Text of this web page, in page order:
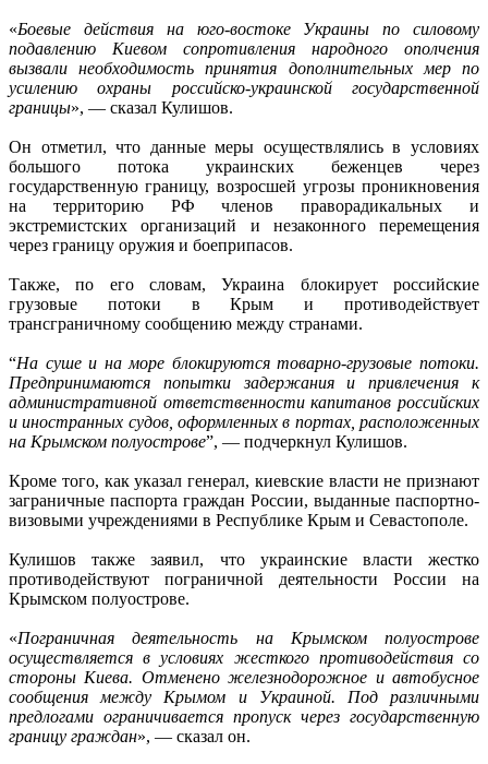
«Боевые действия на юго-востоке Украины по силовому
подавлению Киевом сопротивления народного ополчения
вызвали необходимость принятия дополнительных мер по
усилению охраны российско-украинской государственной
границы», — сказал Кулишов.
Он отметил, что данные меры осуществлялись в условиях
большого потока украинских беженцев через
государственную границу, возросшей угрозы проникновения
на территорию РФ членов праворадикальных и
экстремистских организаций и незаконного перемещения
через границу оружия и боеприпасов.
Также, по его словам, Украина блокирует российские
грузовые потоки в Крым и противодействует
трансграничному сообщению между странами.
“На суше и на море блокируются товарно-грузовые потоки.
Предпринимаются попытки задержания и привлечения к
административной ответственности капитанов российских
и иностранных судов, оформленных в портах, расположенных
на Крымском полуострове”, — подчеркнул Кулишов.
Кроме того, как указал генерал, киевские власти не признают
заграничные паспорта граждан России, выданные паспортно-
визовыми учреждениями в Республике Крым и Севастополе.
Кулишов также заявил, что украинские власти жестко
противодействуют пограничной деятельности России на
Крымском полуострове.
«Пограничная деятельность на Крымском полуострове
осуществляется в условиях жесткого противодействия со
стороны Киева. Отменено железнодорожное и автобусное
сообщения между Крымом и Украиной. Под различными
предлогами ограничивается пропуск через государственную
границу граждан», — сказал он.